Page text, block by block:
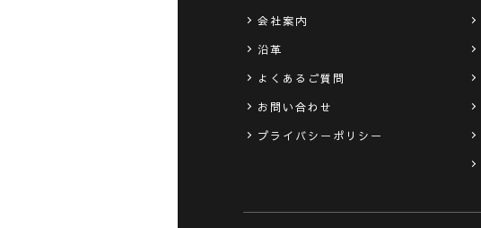
会社案内
沿革
よくあるご質問
お問い合わせ
プライバシーポリシー